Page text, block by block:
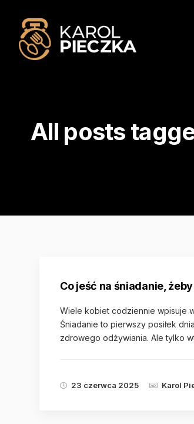
All posts
Co jeść na śniadanie,
Wiele kobiet codziennie wpisuje
Śniadanie to pierwszy posiłek
zdrowego odżywiania. Ale tylko
23 czerwca 2025 Karol